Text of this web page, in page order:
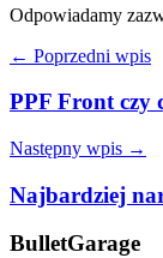
Odpowiadamy
← Poprzedni wpis
PPF Front czy
Następny wpis →
Najbardziej
BulletGarage